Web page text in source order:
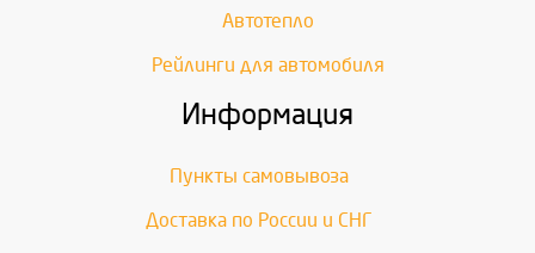
Автотепло
Рейлинги для автомобиля
Информация
Пункты самовывоза
Доставка по России и СНГ